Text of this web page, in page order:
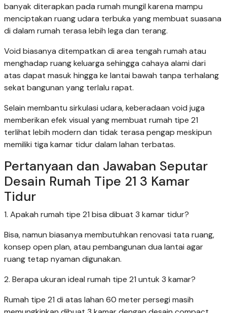
banyak diterapkan pada rumah mungil karena mampu
menciptakan ruang udara terbuka yang membuat suasana
di dalam rumah terasa lebih lega dan terang.
Void biasanya ditempatkan di area tengah rumah atau
menghadap ruang keluarga sehingga cahaya alami dari
atas dapat masuk hingga ke lantai bawah tanpa terhalang
sekat bangunan yang terlalu rapat.
Selain membantu sirkulasi udara, keberadaan void juga
memberikan efek visual yang membuat rumah tipe 21
terlihat lebih modern dan tidak terasa pengap meskipun
memiliki tiga kamar tidur dalam lahan terbatas.
Pertanyaan dan Jawaban Seputar
Desain Rumah Tipe 21 3 Kamar
Tidur
1. Apakah rumah tipe 21 bisa dibuat 3 kamar tidur?
Bisa, namun biasanya membutuhkan renovasi tata ruang,
konsep open plan, atau pembangunan dua lantai agar
ruang tetap nyaman digunakan.
2. Berapa ukuran ideal rumah tipe 21 untuk 3 kamar?
Rumah tipe 21 di atas lahan 60 meter persegi masih